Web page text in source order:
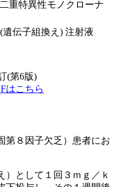
重特異性モノクローナ
遺伝子組換え) 注射液
(第6版)
はこちら
第８因子欠乏）患者にお
）として１回３ｍｇ／ｋ